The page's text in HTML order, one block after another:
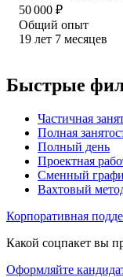
50 000 ₽
Общий опыт
19 лет 7 месяцев
Быстрые
Частичная
Полная
Полный день
Проектная
Сменный
Вахтовый
Корпоративная
Какой соцпакет вы
Оформляйте